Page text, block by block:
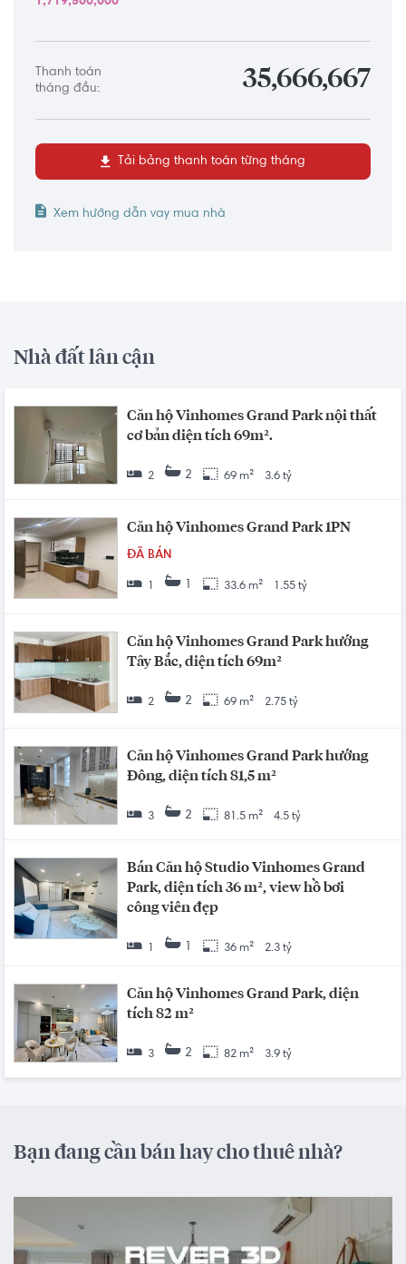
Thanh toán
tháng đầu:
35,666,667
Tải bảng thanh toán từng tháng
Xem hướng dẫn vay mua nhà
Nhà đất lân cận
Căn hộ Vinhomes Grand Park nội thất
cơ bản diện tích 69m².
2 2 69 m² 3.6 tỷ
Căn hộ Vinhomes Grand Park 1PN
ĐÃ BÁN
1 33.6 m² 1.55 tỷ
Căn hộ Vinhomes Grand Park hướng
Tây Bắc, diện tích 69m²
2 2 69 m² 2.75 tỷ
Căn hộ Vinhomes Grand Park hướng
Đông, diện tích 81,5 m²
3 2 81.5 m² 4.5 tỷ
Bán Căn hộ Studio Vinhomes Grand
Park, diện tích 36 m², view hồ bơi
công viên đẹp
1 36 m² 2.3 tỷ
Căn hộ Vinhomes Grand Park, diện
tích 82 m²
3 2 82 m² 3.9 tỷ
Bạn đang cần bán hay cho thuê nhà?